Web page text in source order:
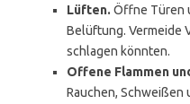
Lüften. Öffne Türen
Belüftung. Vermeide
schlagen könnten.
Offene Flammen
Rauchen, Schweißen